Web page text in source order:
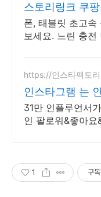
스토리링크 쿠
폰, 태블릿 초고속
보세요. 느린 충전
https://인스타팩토
인스타그램 는
31만 인플루언
31만 인플루언서
인 팔로워&좋아요
1 구독